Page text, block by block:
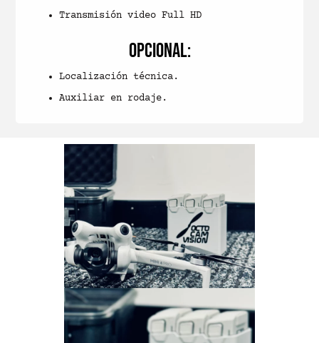
Transmisión video Full HD
Opcional:
Localización técnica.
Auxiliar en rodaje.